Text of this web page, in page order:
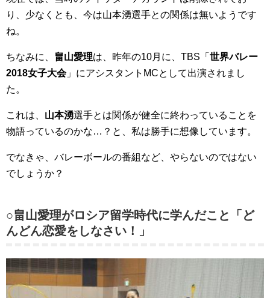
り、少なくとも、今は山本湧選手との関係は無いようです
ね。
ちなみに、 畠山愛理は、昨年の10月に、TBS「 世界バレー
2018女子大会」にアシスタントMCとして出演されまし
た。
これは、 山本湧選手とは関係が健全に終わっていることを
物語っているのかな…？と、私は勝手に想像しています。
でなきゃ、バレーボールの番組など、やらないのではない
でしょうか？
○畠山愛理がロシア留学時代に学んだこと「ど
んどん恋愛をしなさい！」